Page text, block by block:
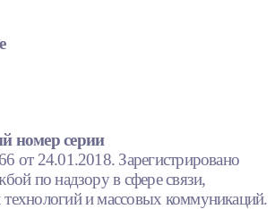
номер серии
24.01.2018. Зарегистрировано
по надзору в сфере связи,
и массовых коммуникаций.